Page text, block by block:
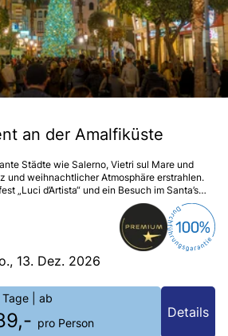
an der Amalfiküste
Städte wie Salerno, Vietri sul Mare und
und weihnachtlicher Atmosphäre erstrahlen.
„Luci d’Artista“ und ein Besuch im Santa’s
Momente. Stadtführungen,
Kultur lassen Sie den Zauber der
Eine Reise voller Lichter, Genuss und
13. Dez. 2026
Tage | ab
pro Person
Details